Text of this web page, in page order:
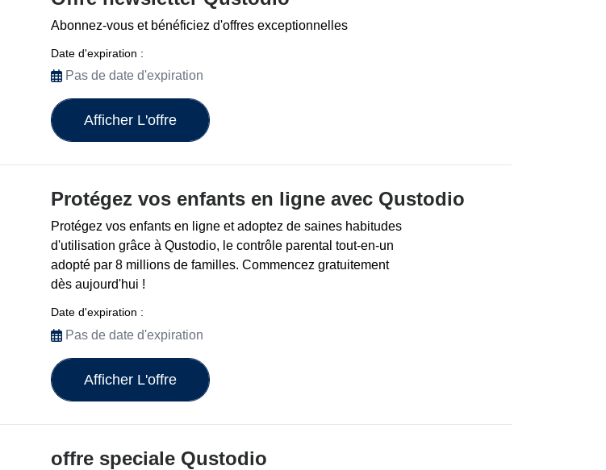
Abonnez-vous et bénéficiez d'offres exceptionnelles
Date d'expiration :
Pas de date d'expiration
Afficher L'offre
Protégez vos enfants en ligne avec Qustodio
Protégez vos enfants en ligne et adoptez de saines habitudes
d'utilisation grâce à Qustodio, le contrôle parental tout-en-un
adopté par 8 millions de familles. Commencez gratuitement
dès aujourd'hui !
Date d'expiration :
Pas de date d'expiration
Afficher L'offre
offre speciale Qustodio